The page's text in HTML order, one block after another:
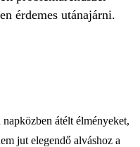
érdemes utánajárni.
átélt élményeket,
jut elegendő alváshoz a